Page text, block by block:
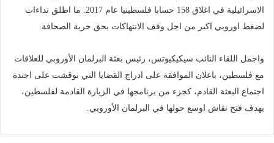
الاسرائيلية في اغلاق 158 حسابا فلسطينيا عام 2017. ما اطلق نداءات
لضغط اوروبي اكبر من اجل وقف الانتهاكات بحق حرية الصحافة.
واجمل اللقاء النائب سيكيكيوتس، رئيس بعثة البرلمان الأوروبي للعلاقات
مع فلسطين، باعلان الموافقة على ادراج القضايا التي نوقشت على اجندة
اجتماع البعثة القادم، كجزء من برنامجها في الزيارة القادمة لفلسطين،
بهدف فتح نقاش اوسع حولها في البرلمان الأوروبي.